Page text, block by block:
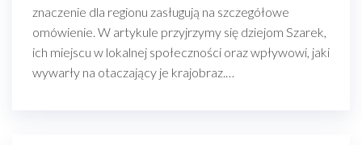
znaczenie dla regionu zasługują na szczegółowe
omówienie. W artykule przyjrzymy się dziejom Szarek,
ich miejscu w lokalnej społeczności oraz wpływowi, jaki
wywarły na otaczający je krajobraz.…